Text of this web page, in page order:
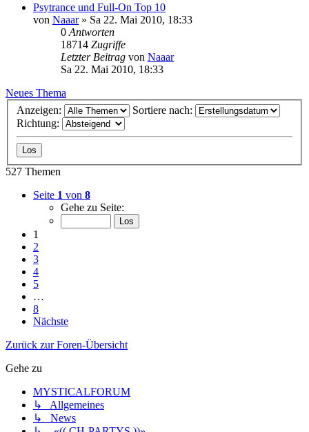
Psytrance und Full-On Top 10
von Naaar» Sa 22. Mai 2010, 18:33
0 Antworten
18714 Zugriffe
Letzter Beitrag von Naaar
Sa 22. Mai 2010, 18:33
Neues Thema
Anzeigen:
Sortiere nach:
Richtung:
527 Themen
Seite 1 von 8
Gehe zu Seite:
1
2
3
4
5
…
8
Nächste
Zurück zur Foren-Übersicht
Gehe zu
MYSTICALFORUM
↳ Allgemeines
↳ News